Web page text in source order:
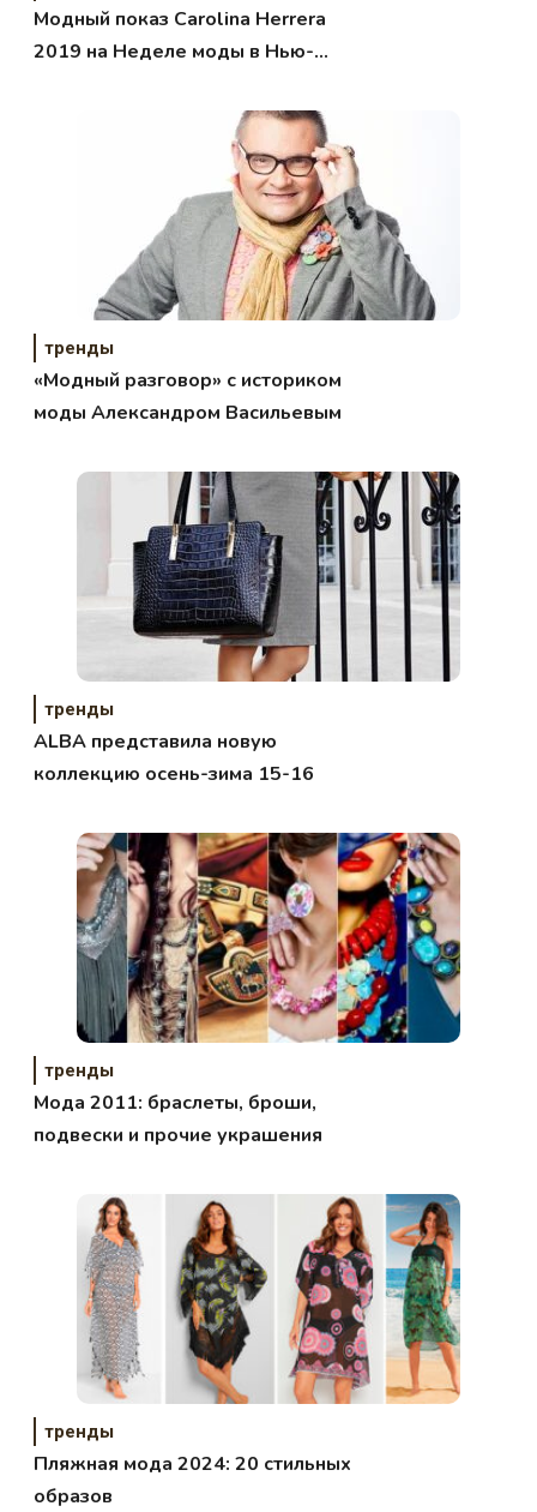
Модный показ Carolina Herrera
2019 на Неделе моды в Нью-
тренды
«Модный разговор» с историком
моды Александром Васильевым
тренды
ALBA представила новую
коллекцию осень-зима 15-16
тренды
Мода 2011: браслеты, броши,
подвески и прочие украшения
тренды
Пляжная мода 2024: 20 стильных
образов